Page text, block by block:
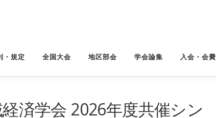
・規定 全国大会 地区部会 学会論集 入会・会費
済学会 2026年度共催シン